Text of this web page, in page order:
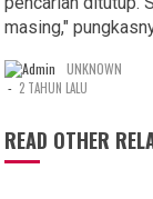
masing,"
UNKNOWN
- 2 TAHUN LALU
READ OTHER